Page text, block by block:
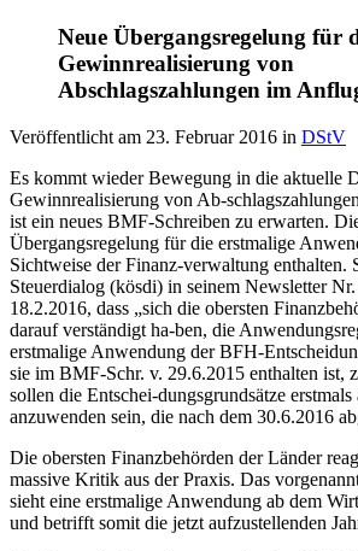
Neue Übergangsregelung für
Gewinnrealisierung von
Abschlagszahlungen im
Veröffentlicht am 23. Februar 2016 in DStV
Es kommt wieder Bewegung in die aktuelle
Gewinnrealisierung von Ab-
ist ein neues BMF-Schreiben zu erwarten.
Übergangsregelung für die erstmalige
Sichtweise der Finanz-verwaltung enthalten.
Steuerdialog (kösdi) in seinem Newsletter
18.2.2016, dass „sich die obersten
darauf verständigt ha-ben, die
erstmalige Anwendung der BFH-
sie im BMF-Schr. v. 29.6.2015 enthalten ist,
sollen die Entschei-dungsgrundsätze erstmals
anzuwenden sein, die nach dem 30.6.2016
Die obersten Finanzbehörden der Länder
massive Kritik aus der Praxis. Das
sieht eine erstmalige Anwendung ab dem
und betrifft somit die jetzt aufzustellenden